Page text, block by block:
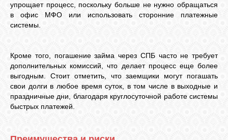
упрощает процесс, поскольку больше не нужно обращаться
в офис МФО или использовать сторонние платежные
системы.
Кроме того, погашение займа через СПБ часто не требует
дополнительных комиссий, что делает процесс еще более
выгодным. Стоит отметить, что заемщики могут погашать
свои долги в любое время суток, в том числе в выходные и
праздничные дни, благодаря круглосуточной работе системы
быстрых платежей.